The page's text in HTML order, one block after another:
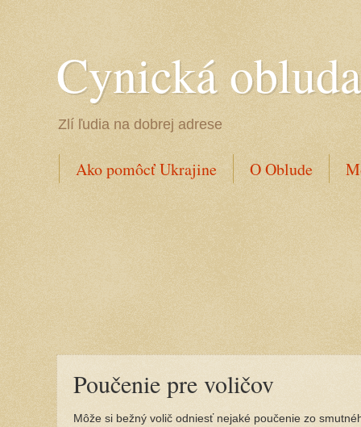
Cynická obluda
Zlí ľudia na dobrej adrese
Ako pomôcť Ukrajine O Oblude
Poučenie pre voličov
Môže si bežný volič odniesť nejaké poučenie zo